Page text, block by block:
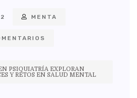
MENTA
PSIQUIATRÍA EXPLORAN
Y RETOS EN SALUD MENTAL